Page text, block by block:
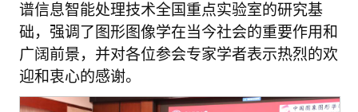
谱信息智能处理技术全国重点实验室的研究基
础，强调了图形图像学在当今社会的重要作用和
广阔前景，并对各位参会专家学者表示热烈的欢
迎和衷心的感谢。